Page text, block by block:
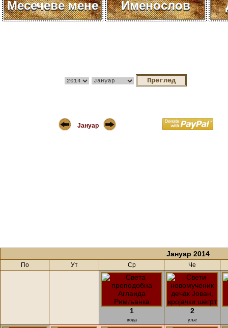
Месечеве мене Именослов
Јануар
Јануар 2014
По Ут Ср Че
1
вода
2
уље